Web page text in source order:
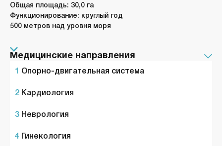
Общая площадь: 30,0 га
Функционирование: круглый год
500 метров над уровня моря
Медицинские направления
1 Опорно-двигательная система
2 Кардиология
3 Неврология
4 Гинекология